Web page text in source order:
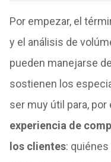
Por empezar, el
y el análisis de
pueden manejarse
sostienen los
ser muy útil para, por
experiencia de
los clientes: